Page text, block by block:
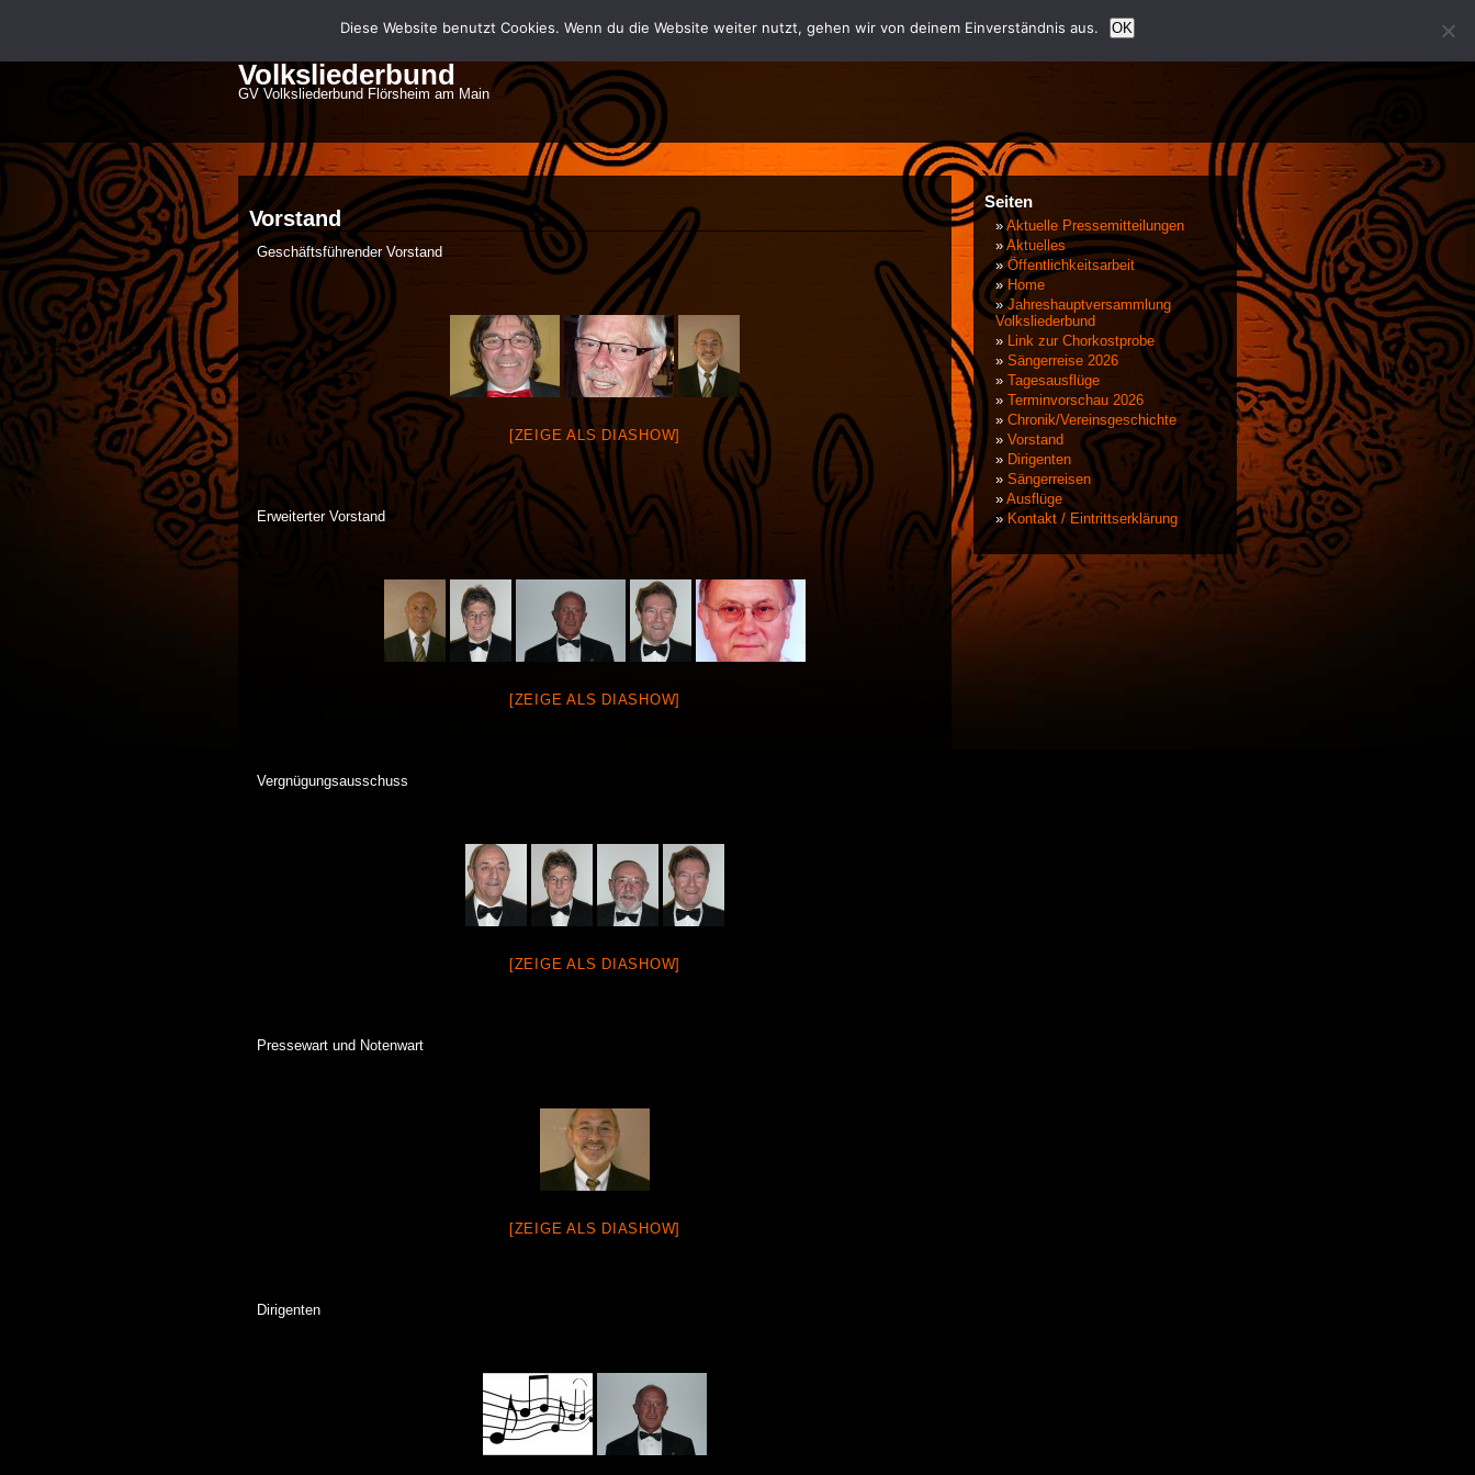
Volksliederbund
GV Volksliederbund Flörsheim am Main
Vorstand
Geschäftsführender Vorstand
[ZEIGE ALS DIASHOW]
Erweiterter Vorstand
[ZEIGE ALS DIASHOW]
Vergnügungsausschuss
[ZEIGE ALS DIASHOW]
Pressewart und Notenwart
[ZEIGE ALS DIASHOW]
Dirigenten
Seiten
Aktuelle Pressemitteilungen
Aktuelles
Öffentlichkeitsarbeit
Home
Jahreshauptversammlung
Volksliederbund
Link zur Chorkostprobe
Sängerreise 2026
Tagesausflüge
Terminvorschau 2026
Chronik/Vereinsgeschichte
Vorstand
Dirigenten
Sängerreisen
Ausflüge
Kontakt / Eintrittserklärung
Diese Website benutzt Cookies. Wenn du die Website weiter nutzt, gehen wir von deinem Einverständnis aus. OK